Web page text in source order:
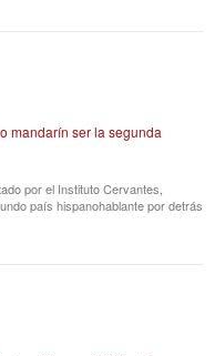
mandarín ser la segunda
por el Instituto Cervantes,
país hispanohablante por detrás